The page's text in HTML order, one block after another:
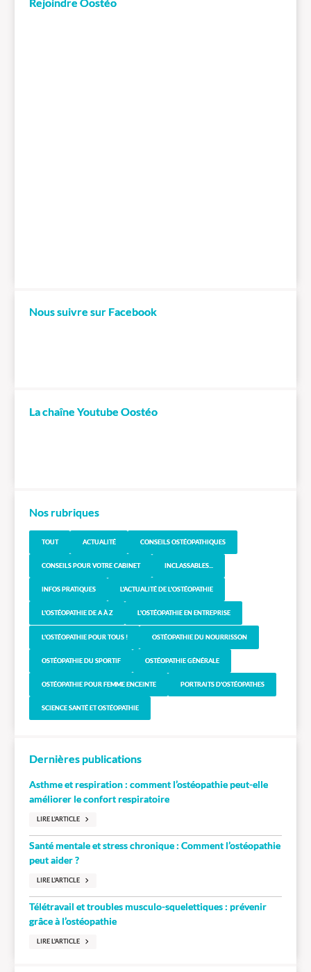
Nous suivre sur Facebook
La chaîne Youtube Oostéo
Nos rubriques
TOUT ACTUALITÉ CONSEILS OSTÉOPATHIQUES
CONSEILS POUR VOTRE CABINET INCLASSABLES...
INFOS PRATIQUES L'ACTUALITÉ DE L'OSTÉOPATHIE
L'OSTÉOPATHIE DE A À Z L'OSTÉOPATHIE EN ENTREPRISE
L'OSTÉOPATHIE POUR TOUS ! OSTÉOPATHIE DU NOURRISSON
OSTÉOPATHIE DU SPORTIF OSTÉOPATHIE GÉNÉRALE
OSTÉOPATHIE POUR FEMME ENCEINTE PORTRAITS D'OSTÉOPATHES
SCIENCE SANTÉ ET OSTÉOPATHIE
Dernières publications
Asthme et respiration : comment l’ostéopathie peut-elle
améliorer le confort respiratoire
LIRE L'ARTICLE
Santé mentale et stress chronique : Comment l’ostéopathie
peut aider ?
LIRE L'ARTICLE
Télétravail et troubles musculo-squelettiques : prévenir
grâce à l’ostéopathie
LIRE L'ARTICLE